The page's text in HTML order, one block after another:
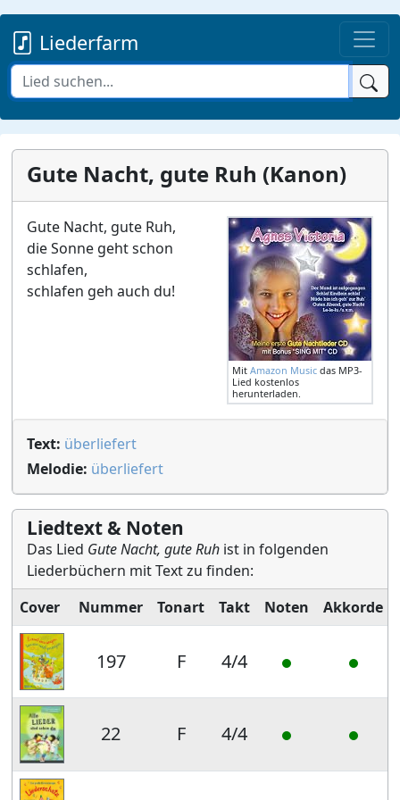
Liederfarm
Gute Nacht, gute Ruh (Kanon)
Mit Amazon Music das MP3-
Lied kostenlos
herunterladen.
Gute Nacht, gute Ruh,
die Sonne geht schon
schlafen,
schlafen geh auch du!
Text: überliefert
Melodie: überliefert
Liedtext & Noten
Das Lied Gute Nacht, gute Ruh ist in folgenden
Liederbüchern mit Text zu finden:
Cover
Nummer Tonart Takt Noten Akkorde
197 F 4/4
22 F 4/4